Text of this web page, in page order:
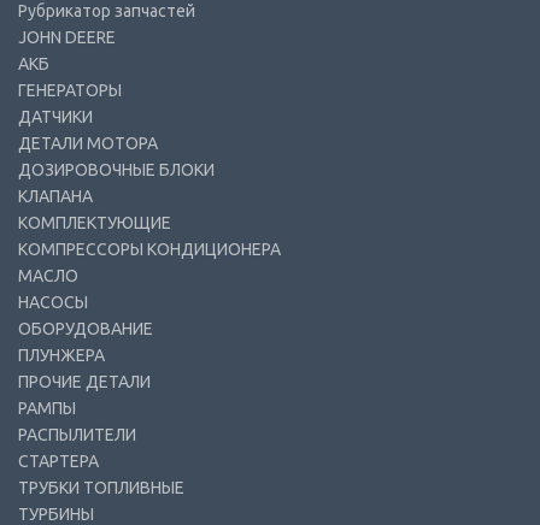
Рубрикатор запчастей
JOHN DEERE
АКБ
ГЕНЕРАТОРЫ
ДАТЧИКИ
ДЕТАЛИ МОТОРА
ДОЗИРОВОЧНЫЕ БЛОКИ
КЛАПАНА
КОМПЛЕКТУЮЩИЕ
КОМПРЕССОРЫ КОНДИЦИОНЕРА
МАСЛО
НАСОСЫ
ОБОРУДОВАНИЕ
ПЛУНЖЕРА
ПРОЧИЕ ДЕТАЛИ
РАМПЫ
РАСПЫЛИТЕЛИ
СТАРТЕРА
ТРУБКИ ТОПЛИВНЫЕ
ТУРБИНЫ